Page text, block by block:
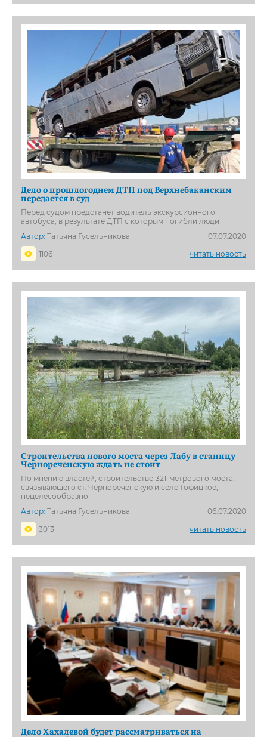
Дело о прошлогоднем ДТП под Верхнебаканским
передается в суд
Перед судом предстанет водитель экскурсионного
автобуса, в результате ДТП с которым погибли люди
Автор: Татьяна Гусельникова
07.07.2020
1106
читать новость
Строительства нового моста через Лабу в станицу
Чернореченскую ждать не стоит
По мнению властей, строительство 321-метрового моста,
связывающего ст. Чернореченскую и село Гофицкое,
нецелесообразно
Автор: Татьяна Гусельникова
06.07.2020
3013
читать новость
Дело Хахалевой будет рассматриваться на